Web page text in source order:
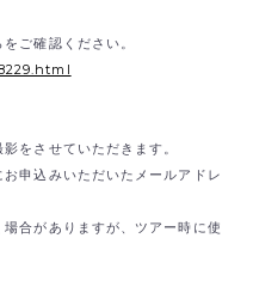
ご確認ください。
をさせていただきます。
申込みいただいたメールアドレ
合がありますが、ツアー時に使